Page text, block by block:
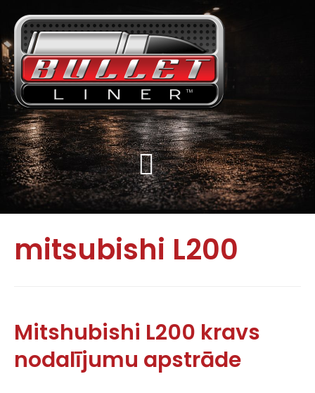
mitsubishi L200
Mitshubishi L200 kravs
nodalījumu apstrāde